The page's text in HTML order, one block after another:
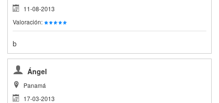
11-08-2013
Valoración:
b
Ángel
Panamá
17-03-2013